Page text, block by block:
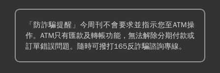
「防詐騙提醒」今周刊不會要求並指示您至ATM操
作。ATM只有匯款及轉帳功能，無法解除分期付款或
訂單錯誤問題。隨時可撥打165反詐騙諮詢專線。